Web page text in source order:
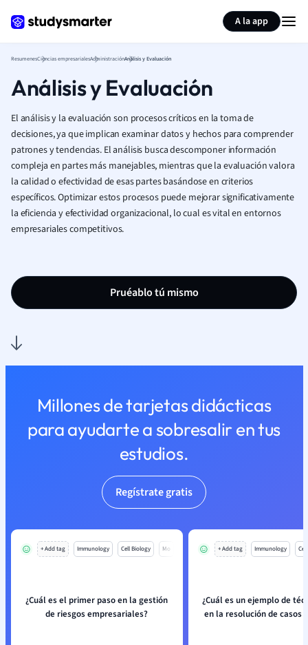
A la app
ResumenesCiencias empresarialesAdministraciónAnálisis y Evaluación
Análisis y Evaluación
El análisis y la evaluación son procesos críticos en la toma de
decisiones, ya que implican examinar datos y hechos para comprender
patrones y tendencias. El análisis busca descomponer información
compleja en partes más manejables, mientras que la evaluación valora
la calidad o efectividad de esas partes basándose en criterios
específicos. Optimizar estos procesos puede mejorar significativamente
la eficiencia y efectividad organizacional, lo cual es vital en entornos
empresariales competitivos.
Pruéablo tú mismo
Millones de tarjetas didácticas
para ayudarte a sobresalir en tus
estudios.
Regístrate gratis
+ Add tag Immunology Cell Biology Mo
¿Cuál es el primer paso en la gestión
de riesgos empresariales?
+ Add tag Immunology
¿Cuál es un ejemplo de
en la resolución de casos
Resumir página